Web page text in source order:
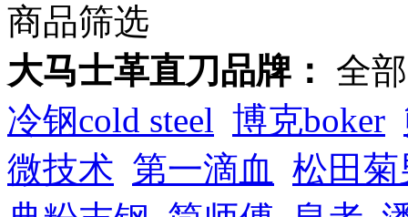
商品筛选
大马士革直刀品牌：
全部
冷钢cold steel 博克boker
微技术 第一滴血
松田菊